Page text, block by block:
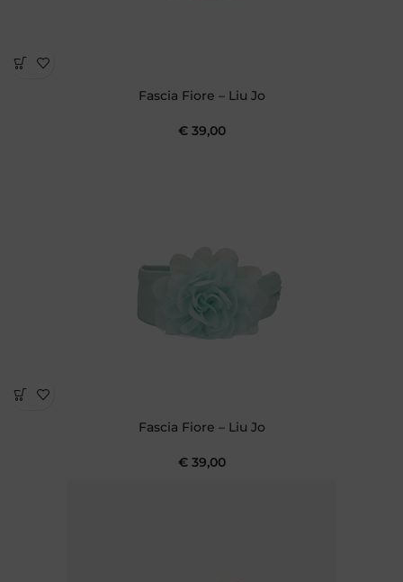
Fascia Fiore – Liu Jo
€39,00
Fascia Fiore – Liu Jo
€39,00